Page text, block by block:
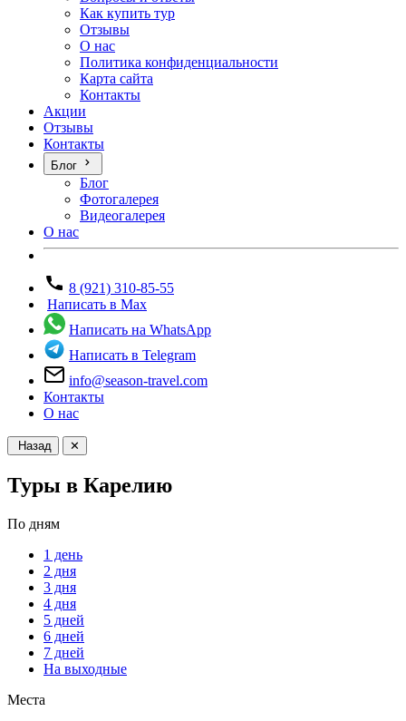
Как купить тур
Отзывы
О нас
Политика конфиденциальности
Карта сайта
Контакты
Акции
Отзывы
Контакты
Блог
Блог
Фотогалерея
Видеогалерея
О нас
8 (921) 310-85-55
Написать в Max
Написать на WhatsApp
Написать в Telegram
info@season-travel.com
Контакты
О нас
Назад ✕
Туры в Карелию
По дням
1 день
2 дня
3 дня
4 дня
5 дней
6 дней
7 дней
На выходные
Места